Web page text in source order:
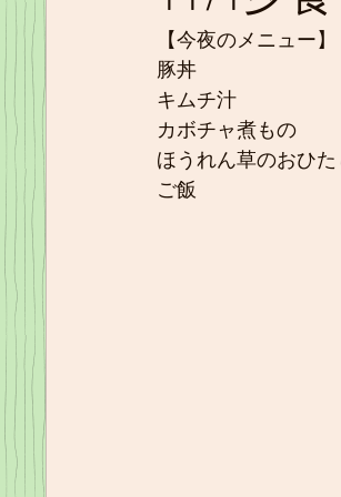
【今夜のメニュー】
豚丼
キムチ汁
カボチャ煮もの
ほうれん草のおひた
ご飯